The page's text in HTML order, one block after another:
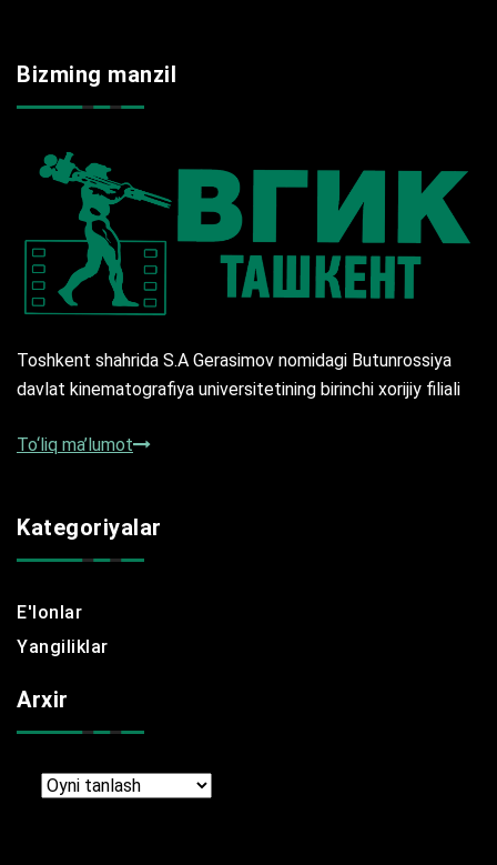
Bizming manzil
Toshkent shahrida S.A Gerasimov nomidagi Butunrossiya
davlat kinematografiya universitetining birinchi xorijiy filiali
To‘liq ma’lumot
Kategoriyalar
E'lonlar
Yangiliklar
Arxir
Arxir